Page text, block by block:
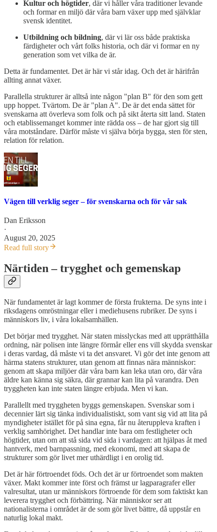
Kultur och högtider, där vi håller våra traditioner levande
och formar en miljö där våra barn växer upp med självklar
svensk identitet.
Utbildning och bildning, där vi lär oss både praktiska
färdigheter och vårt folks historia, och där vi formar en ny
generation som vet vilka de är.
Detta är fundamentet. Det är här vi står idag. Och det är härifrån
allting annat växer.
Parallella strukturer är alltså inte någon "plan B" för den som gett
upp hoppet. Tvärtom. De är "plan A". De är det enda sättet för
svenskarna att överleva som folk och på sikt återta sitt land. Staten
och etablissemanget kommer inte rädda oss – de har gjort sig till
våra motståndare. Därför måste vi själva börja bygga, sten för sten,
relation för relation.
Vägen till verklig seger – för svenskarna och för vår sak
Dan Eriksson
·
August 20, 2025
Read full story
Närtiden – trygghet och gemenskap
När fundamentet är lagt kommer de första frukterna. De syns inte i
riksdagens omröstningar eller i mediehusens rubriker. De syns i
människors liv, i våra lokalsamhällen.
Det börjar med trygghet. När staten misslyckas med att upprätthålla
ordning, när polisen inte längre förmår eller ens vill skydda svenskar
i deras vardag, då måste vi ta det ansvaret. Vi gör det inte genom att
härma statens strukturer, utan genom att finnas nära människor:
genom att skapa miljöer där våra barn kan leka utan oro, där våra
äldre kan känna sig säkra, där grannar kan lita på varandra. Den
tryggheten kan inte staten längre erbjuda. Men vi kan.
Parallellt med tryggheten byggs gemenskapen. Svenskar som i
decennier lärt sig tänka individualistiskt, som vant sig vid att lita på
myndigheter istället för på sina egna, får nu återuppleva kraften i
verklig samhörighet. Det handlar inte bara om festligheter och
högtider, utan om att stå sida vid sida i vardagen: att hjälpas åt med
hantverk, med barnpassning, med ekonomi, med att skapa de
strukturer som gör livet mer uthärdligt i en orolig tid.
Det är här förtroendet föds. Och det är ur förtroendet som makten
växer. Makt kommer inte först och främst ur lagparagrafer eller
valresultat, utan ur människors förtroende för dem som faktiskt kan
leverera trygghet och förbättring. När människor ser att
nationalisterna i området är de som gör livet bättre, då uppstår en
naturlig lokal makt.